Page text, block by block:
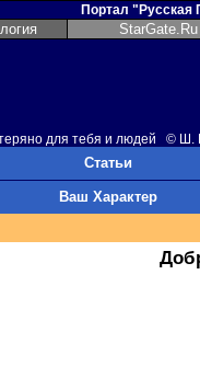
Портал "Русская
для тебя и людей © Ш.
Статьи
Ваш Характер